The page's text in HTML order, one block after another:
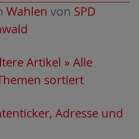
Wahlen von SPD
Artikel » Alle
sortiert
Adresse und